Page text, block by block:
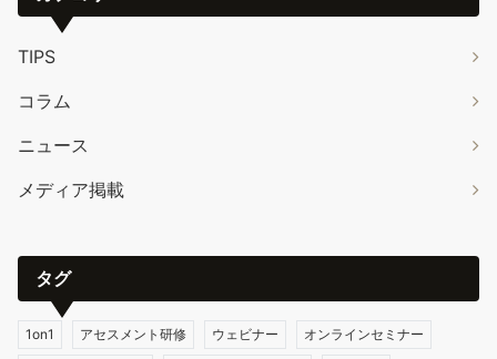
TIPS
コラム
ニュース
メディア掲載
タグ
1on1 アセスメント研修 ウェビナー オンラインセミナー